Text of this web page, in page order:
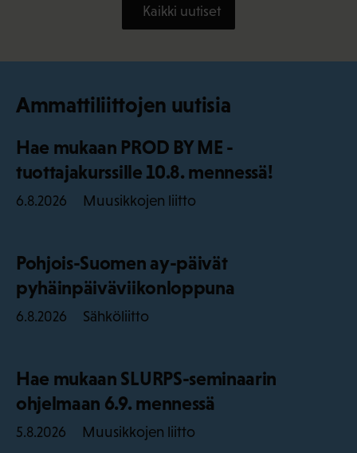
Kaikki uutiset
Ammattiliittojen uutisia
Hae mukaan PROD BY ME -
tuottajakurssille 10.8. mennessä!
6.8.2026 Muusikkojen liitto
Pohjois-Suomen ay-päivät
pyhäinpäiväviikonloppuna
6.8.2026 Sähköliitto
Hae mukaan SLURPS-seminaarin
ohjelmaan 6.9. mennessä
5.8.2026 Muusikkojen liitto